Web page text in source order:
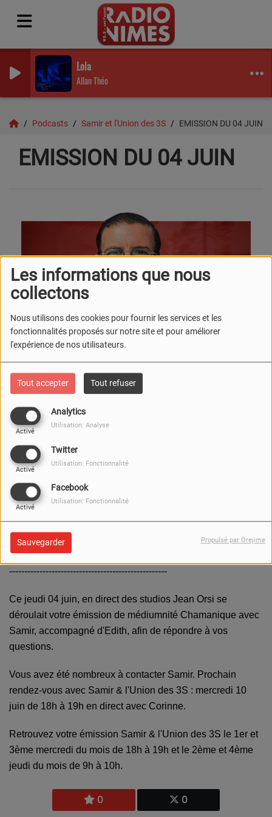
Les informations que nous
collectons
Nous utilisons des cookies pour fournir les services et les
fonctionnalités proposés sur notre site et pour améliorer
l'expérience de nos utilisateurs.
Tout accepter Tout refuser
Analytics
Activé
Utilisation: Analyse
Twitter
Activé
Utilisation: Fonctionnalité
Facebook
Activé
Utilisation: Fonctionnalité
Sauvegarder Propulsé par Orejime
Lola
Allan Théo
Podcasts Samir et l'Union des 3S EMISSION DU 04 JUIN
EMISSION DU 04 JUIN
0 0
Écouter le podcast
chamanique en direct avec la participation des auditeurs.
----------------------------------------------------
Ce jeudi 04 juin, en direct des studios Jean Orsi se
déroulait votre émission de médiumnité Chamanique avec
Samir, accompagné d'Edith, afin de répondre à vos
questions.
Vous avez été nombreux à contacter Samir. Prochain
rendez-vous avec Samir & l'Union des 3S : mercredi 10
juin de 18h à 19h en direct avec Corinne.
Retrouvez votre émission Samir & l'Union des 3S le 1er et
3ème mercredi du mois de 18h à 19h et le 2ème et 4ème
jeudi du mois de 9h à 10h.